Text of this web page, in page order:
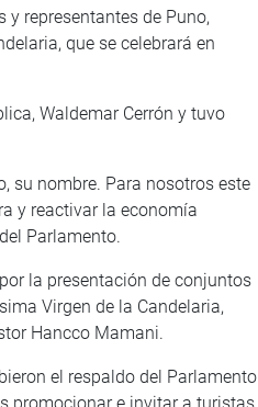
representantes de Puno,
que se celebrará en
Waldemar Cerrón y tuvo
su nombre. Para nosotros este
y reactivar la economía
Parlamento.
la presentación de conjuntos
Virgen de la Candelaria,
Hancco Mamani.
el respaldo del Parlamento